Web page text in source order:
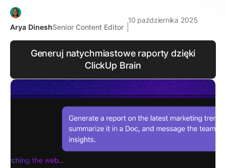
Arya DineshSenior Content Editor
10 października 2025
Generuj natychmiastowe raporty dzięki
ClickUp Brain